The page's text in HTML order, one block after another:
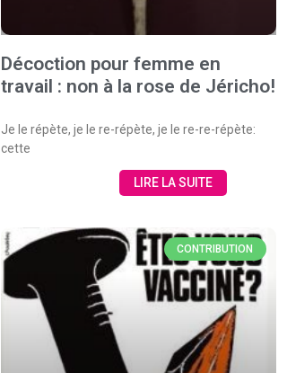
Décoction pour femme en
travail : non à la rose de Jéricho!
Je le répète, je le re-répète, je le re-re-répète:
cette
LIRE LA SUITE
CONTRIBUTION